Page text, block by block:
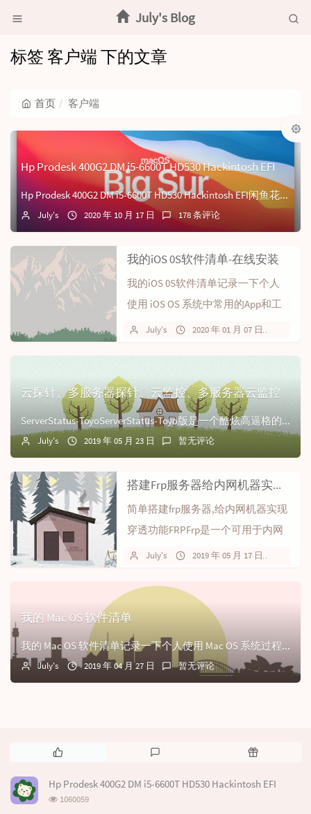
July's Blog
标签 客户端 下的文章
首页 客户端
Hp Prodesk 400G2 DM i5-6600T HD530 Hackintosh EFI
Hp Prodesk 400G2 DM i5-6600T HD530 Hackintosh EFI闲鱼花280元价格捡了台惠普Hp Prodesk 4...
July's 2020 年 10 月 17 日 178 条评论
我的iOS 0S软件清单-在线安装
我的iOS 0S软件清单记录一下个人
使用 iOS OS 系统中常用的App和工
具也借这个机会给刚开始接触...
July's 2020 年 01 月 07 日
云探针、多服务器探针、云监控、多服务器云监控
ServerStatus-ToyoServerStatus-Toyo版是一个酷炫高逼格的云探针、云监控、服务器云监控、多服务器探针~，该云监控（云探针）是...
July's 2019 年 05 月 23 日 暂无评论
搭建Frp服务器给内网机器实现穿透功能
简单搭建frp服务器,给内网机器实现
穿透功能FRPFrp是一个可用于内网
穿透的高性能的反向代理应用，支
July's 2019 年 05 月 17 日
我的 Mac OS 软件清单
我的 Mac OS 软件清单记录一下个人使用 Mac OS 系统过程中常用的工具和应用也借这个机会给刚开始接触 macOS 的朋友一个参考。装机必备科学上...
July's 2019 年 04 月 27 日 暂无评论
热
文
章
评
随
文
Hp Prodesk 400G2 DM i5-6600T HD530 Hackintosh EFI
浏
1060059